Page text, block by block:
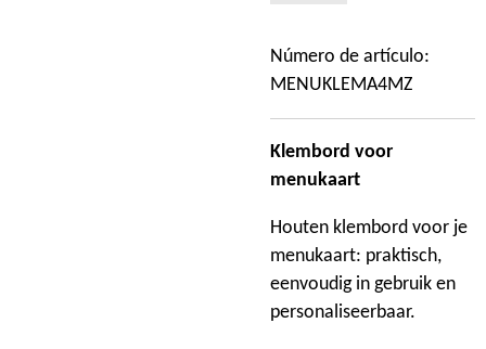
Número de artículo:
MENUKLEMA4MZ
Klembord voor
menukaart
Houten klembord voor je
menukaart: praktisch,
eenvoudig in gebruik en
personaliseerbaar.